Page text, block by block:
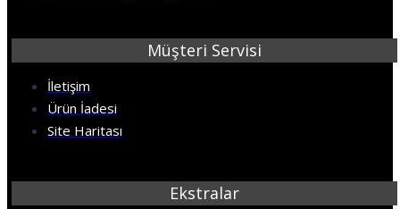
Müşteri Servisi
İletişim
Ürün İadesi
Site Haritası
Ekstralar